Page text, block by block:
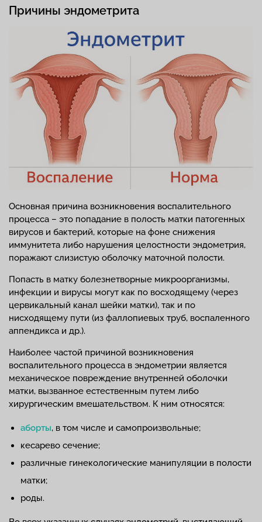
Причины эндометрита
Основная причина возникновения воспалительного
процесса – это попадание в полость матки патогенных
вирусов и бактерий, которые на фоне снижения
иммунитета либо нарушения целостности эндометрия,
поражают слизистую оболочку маточной полости.
Попасть в матку болезнетворные микроорганизмы,
инфекции и вирусы могут как по восходящему (через
цервикальный канал шейки матки), так и по
нисходящему пути (из фаллопиевых труб, воспаленного
аппендикса и др.).
Наиболее частой причиной возникновения
воспалительного процесса в эндометрии является
механическое повреждение внутренней оболочки
матки, вызванное естественным путем либо
хирургическим вмешательством. К ним относятся:
аборты, в том числе и самопроизвольные;
кесарево сечение;
различные гинекологические манипуляции в полости
матки;
роды.